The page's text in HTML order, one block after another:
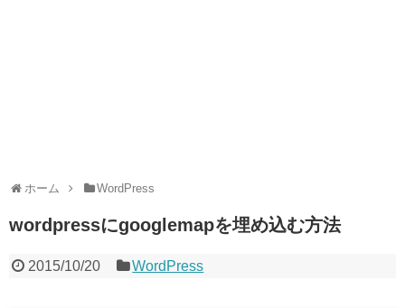
ホーム WordPress
wordpressにgooglemapを埋め込む方法
2015/10/20 WordPress